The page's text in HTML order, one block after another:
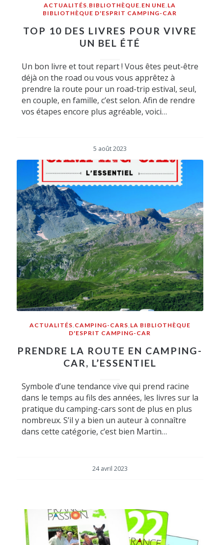
ACTUALITÉS, BIBLIOTHÈQUE, EN UNE, LA
BIBLIOTHÈQUE D'ESPRIT CAMPING-CAR
TOP 10 DES LIVRES POUR VIVRE
UN BEL ÉTÉ
Un bon livre et tout repart ! Vous êtes peut-être
déjà on the road ou vous vous apprêtez à
prendre la route pour un road-trip estival, seul,
en couple, en famille, c’est selon. Afin de rendre
vos étapes encore plus agréable, voici…
5 août 2023
ACTUALITÉS, CAMPING-CARS, LA BIBLIOTHÈQUE
D'ESPRIT CAMPING-CAR
PRENDRE LA ROUTE EN CAMPING-
CAR, L’ESSENTIEL
Symbole d’une tendance vive qui prend racine
dans le temps au fils des années, les livres sur la
pratique du camping-cars sont de plus en plus
nombreux. S’il y a bien un auteur à connaître
dans cette catégorie, c’est bien Martin…
24 avril 2023